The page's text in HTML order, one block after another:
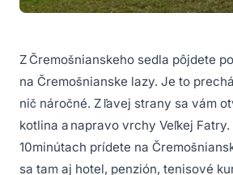
Z Čremošnianskeho sedla pôjdete
na Čremošnianske lazy. Je to
nič náročné. Z ľavej strany sa vám
kotlina a napravo vrchy Veľkej Fatry.
10minútach prídete na
sa tam aj hotel, penzión, tenisové